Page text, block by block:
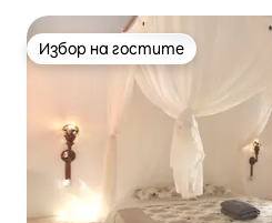
Избор на гостите
Избор на гостите